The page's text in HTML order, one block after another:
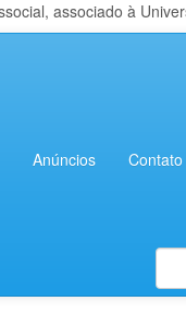
associado à
Anúncios Contato